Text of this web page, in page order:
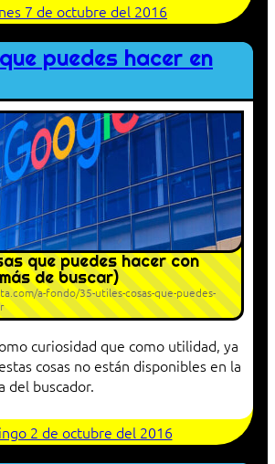
7 de octubre del 2016
puedes hacer en
que puedes hacer con
de buscar)
a-fondo/35-utiles-cosas-que-puedes-
curiosidad que como utilidad, ya
cosas no están disponibles en la
del buscador.
2 de octubre del 2016